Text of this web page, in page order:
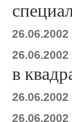
26.06.2002
26.06.2002
в
26.06.2002
26.06.2002